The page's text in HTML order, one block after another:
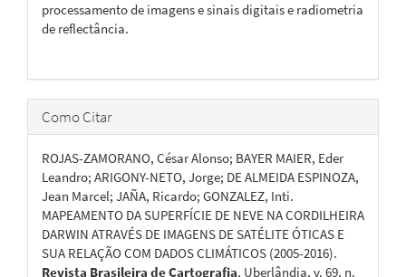
processamento de imagens e sinais digitais e radiometria
de reflectância.
Como Citar
ROJAS-ZAMORANO, César Alonso; BAYER MAIER, Eder
Leandro; ARIGONY-NETO, Jorge; DE ALMEIDA ESPINOZA,
Jean Marcel; JAÑA, Ricardo; GONZALEZ, Inti.
MAPEAMENTO DA SUPERFÍCIE DE NEVE NA CORDILHEIRA
DARWIN ATRAVÉS DE IMAGENS DE SATÉLITE ÓTICAS E
SUA RELAÇÃO COM DADOS CLIMÁTICOS (2005-2016).
Revista Brasileira de Cartografia, Uberlândia, v. 69, n.